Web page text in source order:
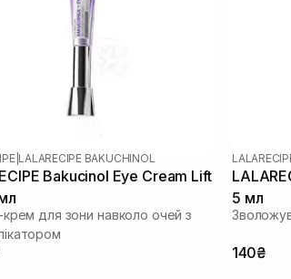
LALARECIPE BAKUCHINOL
Bakucinol Eye Cream Lift
крем для зони навколо очей з
5 мл
140₴